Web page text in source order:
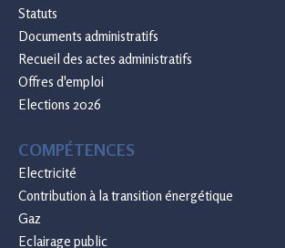
Statuts
Documents administratifs
Recueil des actes administratifs
Offres d'emploi
Elections 2026
COMPÉTENCES
Electricité
Contribution à la transition énergétique
Gaz
Eclairage public